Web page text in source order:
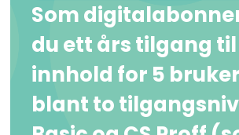
Som
du ett års tilgang
innhold for 5
blant to